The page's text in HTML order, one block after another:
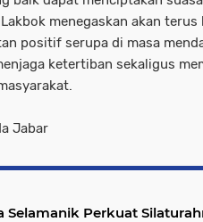
menegaskan akan
positif serupa di masa
ketertiban sekaligus
Jabar
Selamanik Perkuat